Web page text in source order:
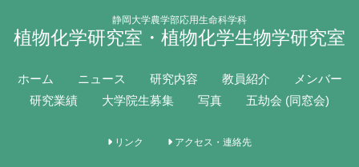
静岡大学農学部応用生命科学科
植物化学研究室・植物化学生物学研究室
ホーム ニュース 研究内容 教員紹介
メンバー
研究業績
大学院生募集 写真 五劫会 (同窓会)
リンク アクセス・連絡先